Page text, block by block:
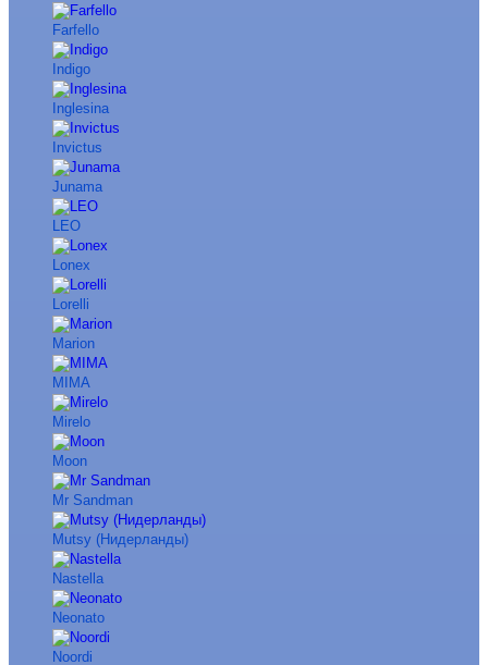
Farfello
Indigo
Inglesina
Invictus
Junama
LEO
Lonex
Lorelli
Marion
MIMA
Mirelo
Moon
Mr Sandman
Mutsy (Нидерланды)
Nastella
Neonato
Noordi